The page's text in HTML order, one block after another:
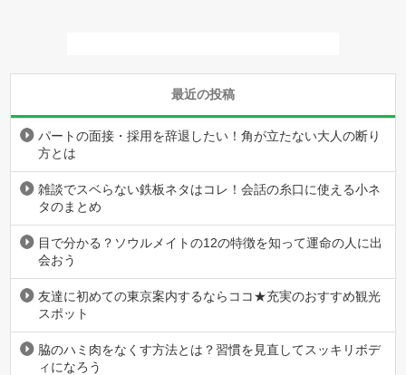
最近の投稿
パートの面接・採用を辞退したい！角が立たない大人の断り
方とは
雑談でスベらない鉄板ネタはコレ！会話の糸口に使える小ネ
タのまとめ
目で分かる？ソウルメイトの12の特徴を知って運命の人に出
会おう
友達に初めての東京案内するならココ★充実のおすすめ観光
スポット
脇のハミ肉をなくす方法とは？習慣を見直してスッキリボデ
ィになろう